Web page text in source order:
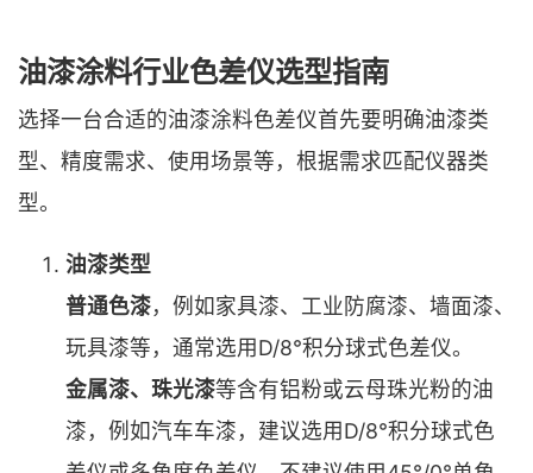
油漆涂料行业色差仪选型指南
选择一台合适的油漆涂料色差仪首先要明确油漆类
型、精度需求、使用场景等，根据需求匹配仪器类
型。
油漆类型
普通色漆，例如家具漆、工业防腐漆、墙面漆、
玩具漆等，通常选用D/8°积分球式色差仪。
金属漆、珠光漆等含有铝粉或云母珠光粉的油
漆，例如汽车车漆，建议选用D/8°积分球式色